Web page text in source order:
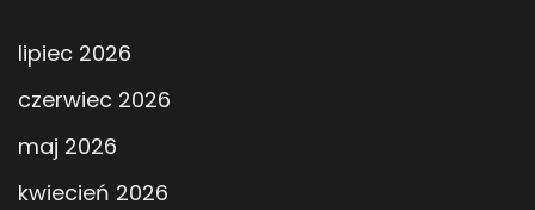
lipiec 2026
czerwiec 2026
maj 2026
kwiecień 2026